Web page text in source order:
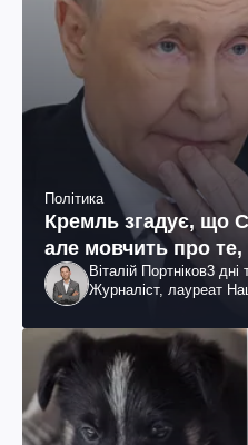
Політика
Кремль згадує, що
але мовчить про те,
Віталій Портніков3 дні
Журналіст, лауреат